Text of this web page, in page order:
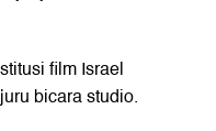
film Israel
bicara studio.